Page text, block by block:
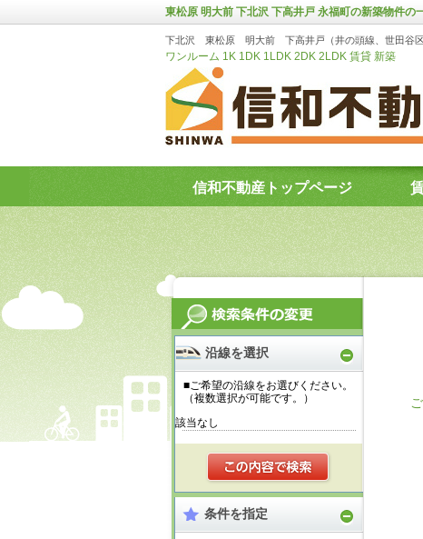
沿線を選択
■ご希望の沿線をお選びください。
（複数選択が可能です。）
該当なし
条件を指定
東松原 明大前 下北沢 下高井戸 永福町の新築物件の
下北沢 東松原 明大前 下高井戸（井の頭線、世田谷区
ワンルーム 1K 1DK 1LDK 2DK 2LDK 賃貸 新築
信和不動産トップページ